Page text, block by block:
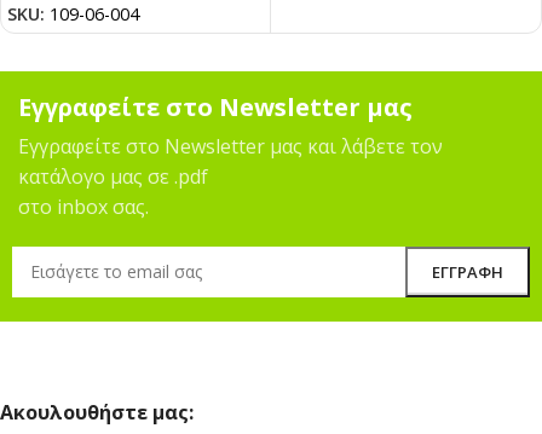
SKU: 109-06-004
Εγγραφείτε στο Newsletter μας
Εγγραφείτε στο Newsletter μας και λάβετε τον
κατάλογο μας σε .pdf
στο inbox σας.
Ακουλουθήστε μας: